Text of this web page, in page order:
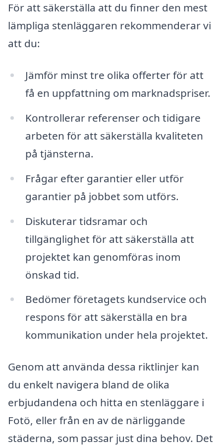
För att säkerställa att du finner den mest
lämpliga stenläggaren rekommenderar vi
att du:
Jämför minst tre olika offerter för att
få en uppfattning om marknadspriser.
Kontrollerar referenser och tidigare
arbeten för att säkerställa kvaliteten
på tjänsterna.
Frågar efter garantier eller utför
garantier på jobbet som utförs.
Diskuterar tidsramar och
tillgänglighet för att säkerställa att
projektet kan genomföras inom
önskad tid.
Bedömer företagets kundservice och
respons för att säkerställa en bra
kommunikation under hela projektet.
Genom att använda dessa riktlinjer kan
du enkelt navigera bland de olika
erbjudandena och hitta en stenläggare i
Fotö, eller från en av de närliggande
städerna, som passar just dina behov. Det